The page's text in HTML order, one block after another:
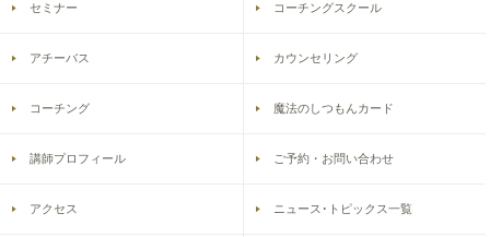
セミナー コーチングスクール
アチーバス カウンセリング
コーチング 魔法のしつもんカード
講師プロフィール ご予約・お問い合わせ
アクセス ニュース･トピックス一覧